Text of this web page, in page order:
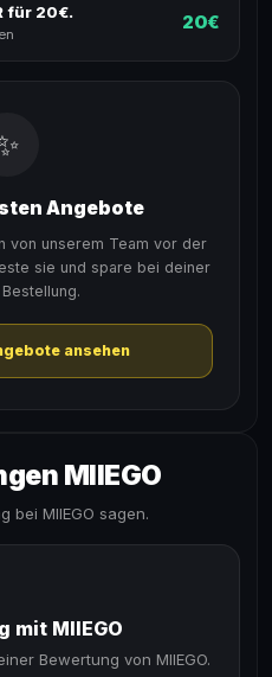
für 20€. 20€
Angebote
von unserem Team vor der
sie und spare bei deiner
ansehen
MIIEGO
bei MIIEGO sagen.
mit MIIEGO
Bewertung von MIIEGO.